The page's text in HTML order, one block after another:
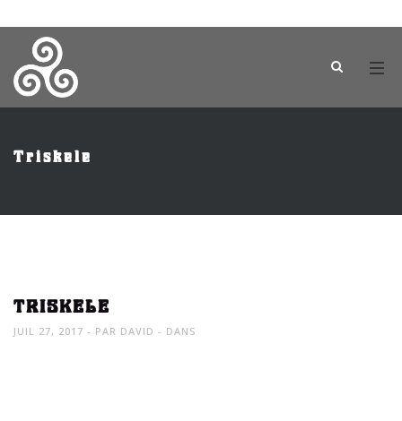
Triskele
TRISKELE
JUIL 27, 2017 PAR DAVID DANS